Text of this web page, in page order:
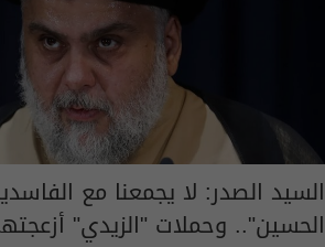
السيد الصدر: لا يجمعنا مع
الحسين".. وحملات "الزيدي"